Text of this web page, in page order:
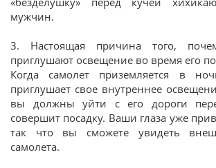
мужчин.
3. Настоящая причина того,
приглушают освещение во время его
Когда самолет приземляется в
приглушает свое внутреннее
вы должны уйти с его дороги
совершит посадку. Ваши глаза уже
так что вы сможете увидеть
самолета.